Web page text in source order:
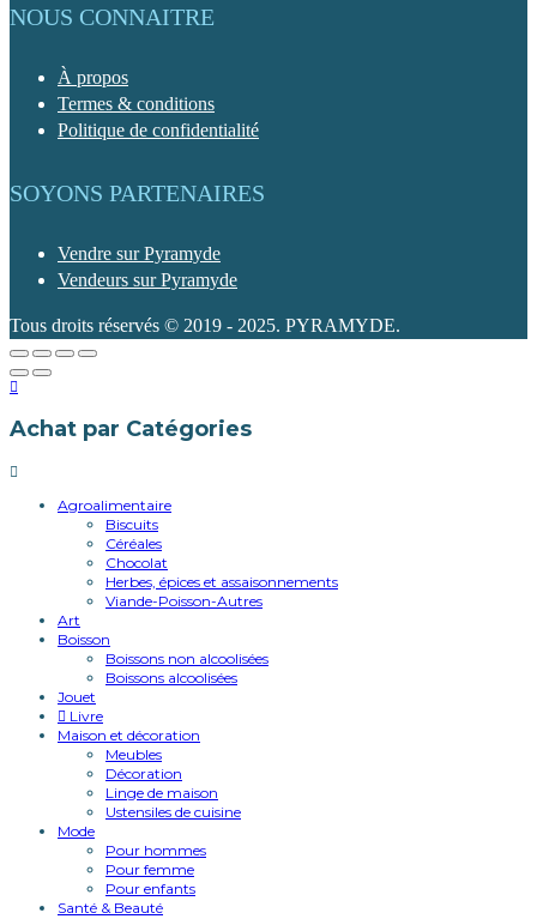
NOUS CONNAITRE
À propos
Termes & conditions
Politique de confidentialité
SOYONS PARTENAIRES
Vendre sur Pyramyde
Vendeurs sur Pyramyde
Tous droits réservés © 2019 - 2025. PYRAMYDE.
Achat par Catégories
Agroalimentaire
Biscuits
Céréales
Chocolat
Herbes, épices et assaisonnements
Viande-Poisson-Autres
Art
Boisson
Boissons non alcoolisées
Boissons alcoolisées
Jouet
Livre
Maison et décoration
Meubles
Décoration
Linge de maison
Ustensiles de cuisine
Mode
Pour hommes
Pour femme
Pour enfants
Santé & Beauté